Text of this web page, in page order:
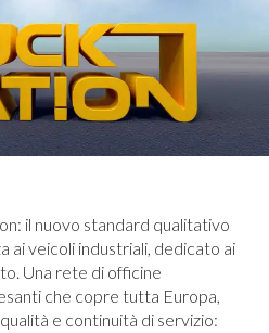
il nuovo standard qualitativo
ai veicoli industriali, dedicato ai
Una rete di officine
che copre tutta Europa,
e continuità di servizio: